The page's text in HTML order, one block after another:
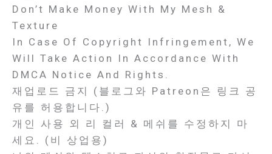
Don’t Make Money With My Mesh &
Texture
In Case Of Copyright Infringement, We
Will Take Action In Accordance With
DMCA Notice And Rights.
재업로드 금지 (블로그와 Patreon은 링크 공
유를 허용합니다.)
개인 사용 외 리 컬러 & 메쉬를 수정하지 마
세요. (비 상업용)